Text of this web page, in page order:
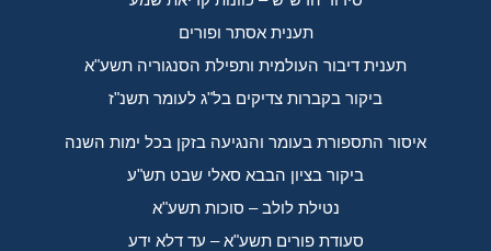
תענית אסתר ופורים
תענית דיבור העולמית ותפילת הסנגוריה תשע"א
ביקור בקברות צדיקים בל"ג לעומר תשנ"ז
איסור התספורת בעומר והנגיעה בזקן בכל ימות השנה
ביקור בציון הבבא סאלי שבט תש"ע
נטילת לולב – סוכות תשע"א
סעודת פורים תשע"א – עד דלא ידע